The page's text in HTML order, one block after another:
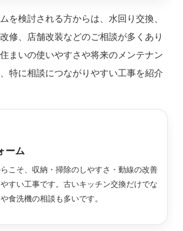
を検討される方からは、水回り交換、
修、店舗改装などのご相談が多くあり
まいの使いやすさや将来のメンテナン
特に相談につながりやすい工事を紹介
ーム
こそ、収納・掃除のしやすさ・動線の改善
すい工事です。古いキッチン交換だけでな
食洗機の相談も多いです。